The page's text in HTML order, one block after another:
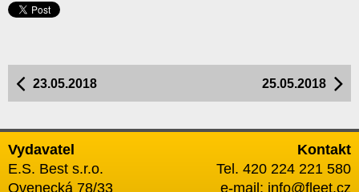
25.05.2018
23.05.2018
Vydavatel
E.S. Best s.r.o.
Ovenecká 78/33
Kontakt
Tel. 420 224 221 580
e-mail: info@fleet.cz